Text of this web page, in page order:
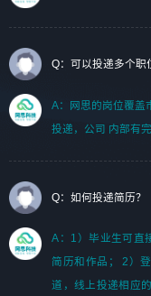
Q：可以投递多个职
A：网思的岗位覆盖
投递，公司 内部有
Q：如何投递简历？
A：1）毕业生可直
简历和作品； 2）
道，线上投递相应